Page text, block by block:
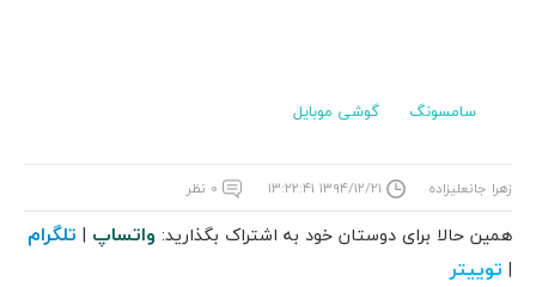
سامسونگ گوشی موبایل
زهرا جانعلیزاده ۱۳۹۴/۱۲/۲۱ ۱۳:۲۲:۴۱ ۰ نظر
همین حالا برای دوستان خود به اشتراک بگذارید: واتساپ | تلگرام
| توییتر